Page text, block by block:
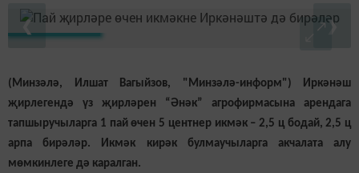
❮ ❯
(Минзәлә, Илшат Вагыйзов, "Минзәлә-информ") Иркәнәш
җирлегендә үз җирләрен “Әнәк” агрофирмасына арендага
тапшыручыларга 1 пай өчен 5 центнер икмәк – 2,5 ц бодай, 2,5 ц
арпа бирәләр. Икмәк кирәк булмаучыларга акчалата алу
мөмкинлеге дә каралган.